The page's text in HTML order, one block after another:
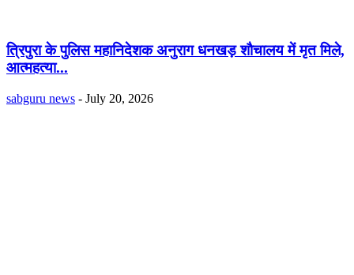
त्रिपुरा के पुलिस महानिदेशक अनुराग धनखड़ शाैचालय में मृत मिले,
आत्महत्या...
sabguru news - July 20, 2026